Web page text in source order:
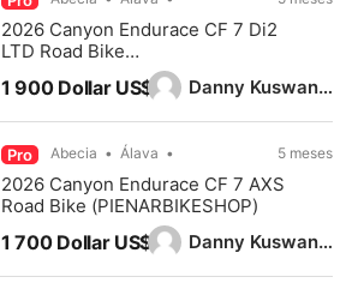
Danny Kuswandy
2026 Canyon Endurace CF 7 Di2
LTD Road Bike
(PIENARBIKESHOP)
1 900 Dollar US$
Danny Kuswandy
Pro Abecia Álava 5 meses
2026 Canyon Endurace CF 7 AXS
Road Bike (PIENARBIKESHOP)
1 700 Dollar US$